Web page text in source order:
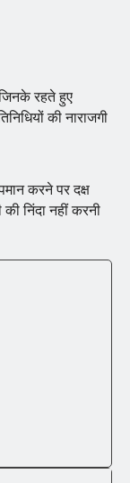
रहते हुए
की नाराजगी
करने पर दक्ष
निंदा नहीं करनी